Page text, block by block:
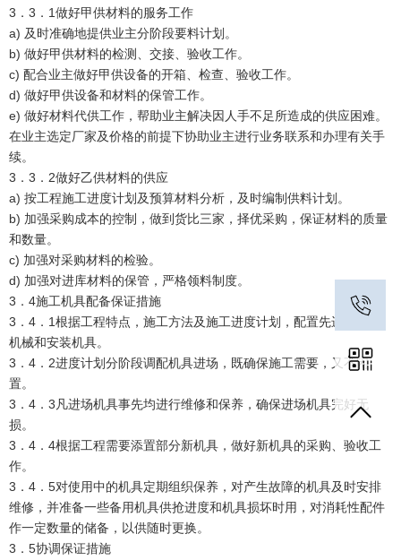
3．3．1做好甲供材料的服务工作
a) 及时准确地提供业主分阶段要料计划。
b) 做好甲供材料的检测、交接、验收工作。
c) 配合业主做好甲供设备的开箱、检查、验收工作。
d) 做好甲供设备和材料的保管工作。
e) 做好材料代供工作，帮助业主解决因人手不足所造成的供应困难。
在业主选定厂家及价格的前提下协助业主进行业务联系和办理有关手
续。
3．3．2做好乙供材料的供应
a) 按工程施工进度计划及预算材料分析，及时编制供料计划。
b) 加强采购成本的控制，做到货比三家，择优采购，保证材料的质量
和数量。
c) 加强对采购材料的检验。
d) 加强对进库材料的保管，严格领料制度。
3．4施工机具配备保证措施
3．4．1根据工程特点，施工方法及施工进度计划，配置先进的加工
机械和安装机具。
3．4．2进度计划分阶段调配机具进场，既确保施工需要，又不闲
置。
3．4．3凡进场机具事先均进行维修和保养，确保进场机具完好无
损。
3．4．4根据工程需要添置部分新机具，做好新机具的采购、验收工
作。
3．4．5对使用中的机具定期组织保养，对产生故障的机具及时安排
维修，并准备一些备用机具供抢进度和机具损坏时用，对消耗性配件
作一定数量的储备，以供随时更换。
3．5协调保证措施